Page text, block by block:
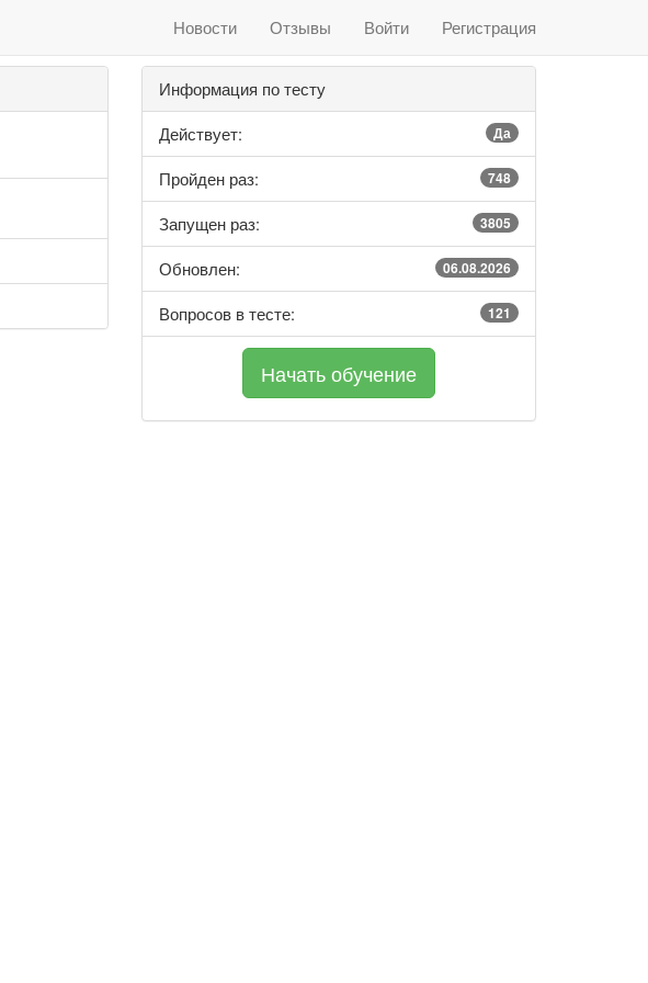
Новости Отзывы Войти Регистрация
Информация по тесту
Действует:
Да
Пройден раз: 748
Запущен раз: 3805
Обновлен: 06.08.2026
Вопросов в тесте: 121